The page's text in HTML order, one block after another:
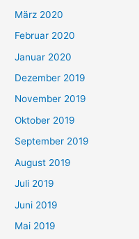
März 2020
Februar 2020
Januar 2020
Dezember 2019
November 2019
Oktober 2019
September 2019
August 2019
Juli 2019
Juni 2019
Mai 2019